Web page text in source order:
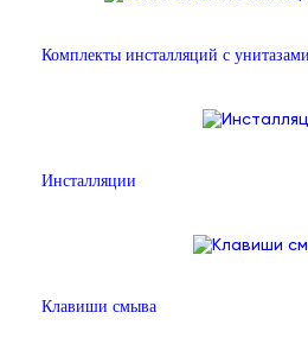
Комплекты инсталляций с унитазами
Инсталляции
Клавиши смыва